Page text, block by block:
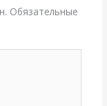
Обязательные